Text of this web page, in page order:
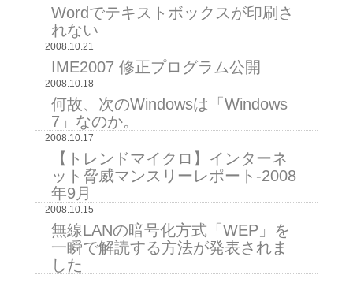
Wordでテキストボックスが印刷さ
れない
2008.10.21
IME2007 修正プログラム公開
2008.10.18
何故、次のWindowsは「Windows
7」なのか。
2008.10.17
【トレンドマイクロ】インターネ
ット脅威マンスリーレポート-2008
年9月
2008.10.15
無線LANの暗号化方式「WEP」を
一瞬で解読する方法が発表されま
した